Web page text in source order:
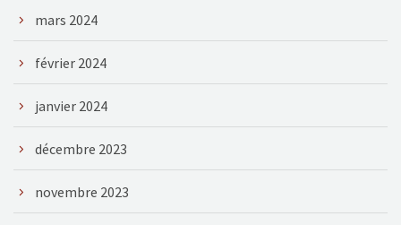
mars 2024
février 2024
janvier 2024
décembre 2023
novembre 2023